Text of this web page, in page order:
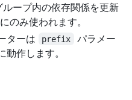
ープ内の依存関係を更新
のみ使われます。
ターは
prefix
パラメー
作します。